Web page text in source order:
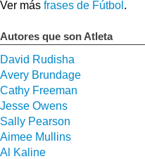
Ver más frases de Fútbol .
Autores que son Atleta
David Rudisha
Avery Brundage
Cathy Freeman
Jesse Owens
Sally Pearson
Aimee Mullins
Al Kaline